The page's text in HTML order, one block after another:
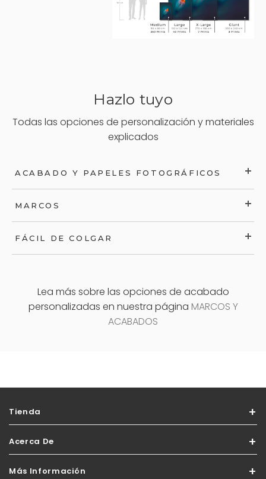
Hazlo tuyo
Todas las opciones de personalización y materiales
explicados
ACABADO Y PAPELES FOTOGRÁFICOS
MARCOS
FÁCIL DE COLGAR
Lea más sobre las opciones de acabado
personalizadas en nuestra página MARCOS Y
ACABADOS
Tienda
Acerca De
Más Información